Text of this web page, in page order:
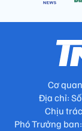
Cơ
Địa chỉ:
Chịu
Phó Trưởng